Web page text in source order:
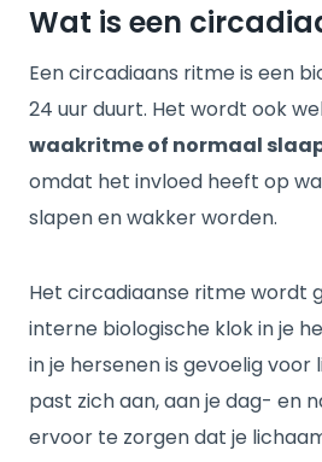
Wat is een
Een circadiaans ritme is een
24 uur duurt. Het wordt ook
waakritme of normaal
omdat het invloed heeft op
slapen en wakker worden.
Het circadiaanse ritme wordt
interne biologische klok in je
in je hersenen is gevoelig
past zich aan, aan je dag- en
ervoor te zorgen dat je